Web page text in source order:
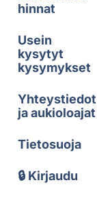
hinnat
Usein
kysytyt
kysymykset
Yhteystiedot
ja aukioloajat
Tietosuoja
🔒 Kirjaudu